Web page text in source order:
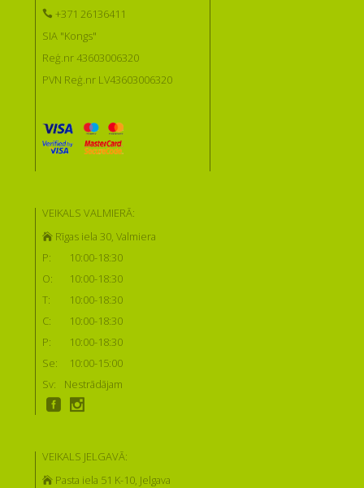
+371 26136411
SIA "Kongs"
Reģ.nr 43603006320
PVN Reģ.nr LV43603006320
VEIKALS VALMIERĀ:
Rīgas iela 30, Valmiera
P:
10:00-18:30
O:
10:00-18:30
T:
10:00-18:30
C:
10:00-18:30
P:
10:00-18:30
Se:
10:00-15:00
Sv:
Nestrādājam
VEIKALS JELGAVĀ:
Pasta iela 51 K-10, Jelgava